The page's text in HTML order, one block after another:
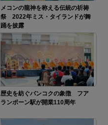
メコンの龍神を称える伝統の祈祷
祭 2022年ミス・タイランドが舞
踊を披露
歴史を紡ぐバンコクの象徴 フア
ランポーン駅が開業110周年